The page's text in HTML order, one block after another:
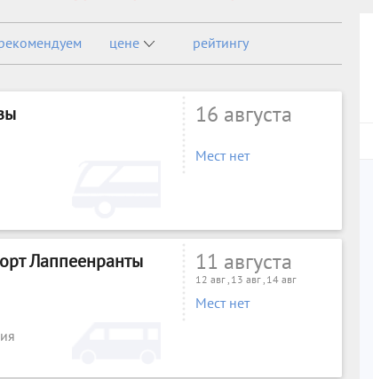
цене рейтингу
16 августа
Мест нет
Лаппеенранты 11 августа
12 авг , 13 авг , 14 авг
Мест нет